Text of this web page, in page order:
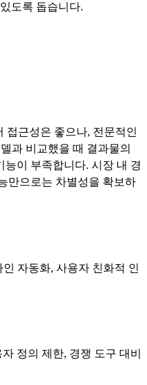
도록 돕습니다.
접근성은 좋으나, 전문적인
과 비교했을 때 결과물의
이 부족합니다. 시장 내 경
만으로는 차별성을 확보하
자동화, 사용자 친화적 인
정의 제한, 경쟁 도구 대비